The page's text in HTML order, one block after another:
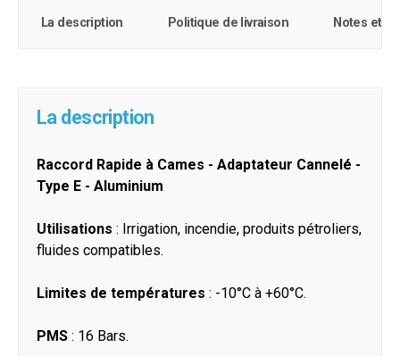
La description Politique de livraison Notes et
La description
Raccord Rapide à Cames - Adaptateur Cannelé -
Type E - Aluminium
Utilisations : Irrigation, incendie, produits pétroliers,
fluides compatibles.
Limites de températures : -10°C à +60°C.
PMS : 16 Bars.